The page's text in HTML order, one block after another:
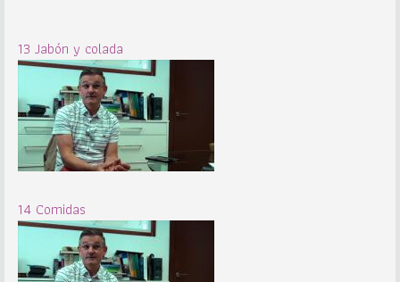
13 Jabón y colada
14 Comidas